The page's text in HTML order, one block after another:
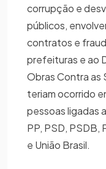
corrupção e
públicos,
contratos e
prefeituras e ao
Obras Contra as
teriam ocorrido
pessoas ligadas
PP, PSD, PSDB,
e União Brasil.